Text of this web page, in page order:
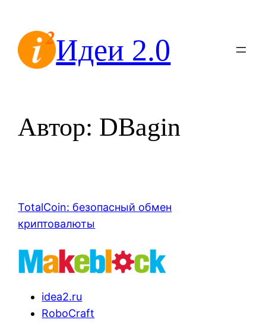
содержимомуИдеи 2.0
Автор: DBagin
TotalCoin: безопасный обмен
криптовалюты
idea2.ru
RoboCraft